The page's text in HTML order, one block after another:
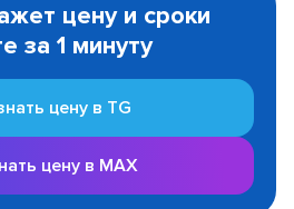
цену и сроки
за 1 минуту
цену в TG
цену в MAX